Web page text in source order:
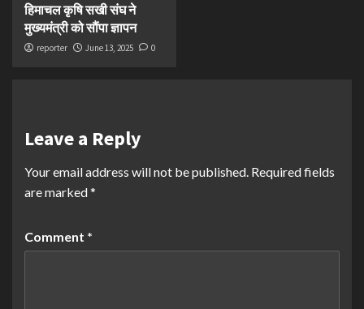
हिमाचल कृषि सखी संघ ने
मुख्यमंत्री को सौंपा ज्ञापन
reporter June 13, 2025 0
Leave a Reply
Your email address will not be published. Required fields
are marked*
Comment *